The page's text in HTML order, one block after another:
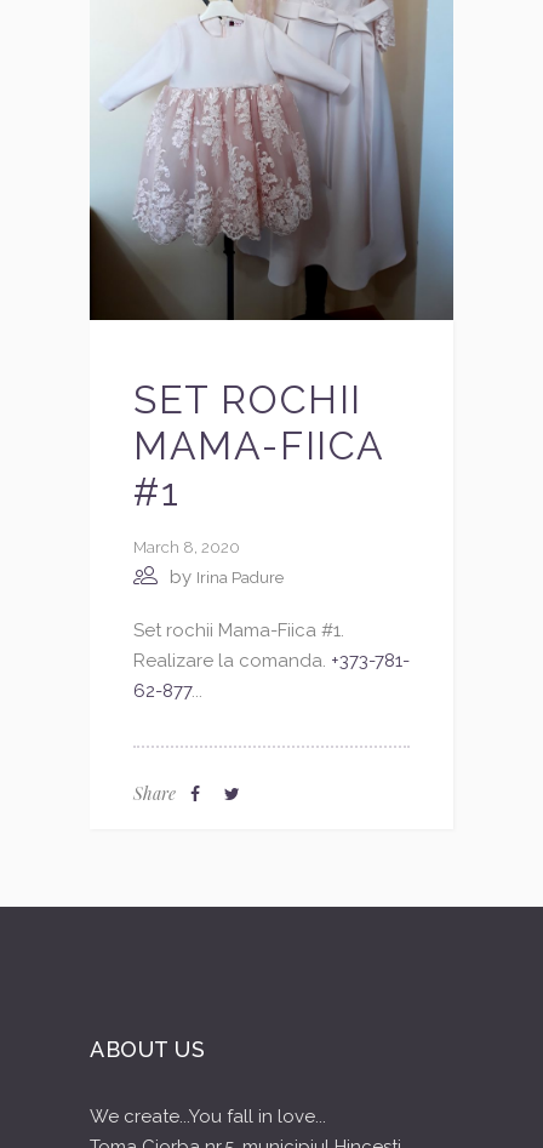
SET ROCHII
MAMA-FIICA
#1
March 8, 2020
by Irina Padure
Set rochii Mama-Fiica #1.
Realizare la comanda. +373-781-
62-877...
Share
ABOUT US
We create...You fall in love...